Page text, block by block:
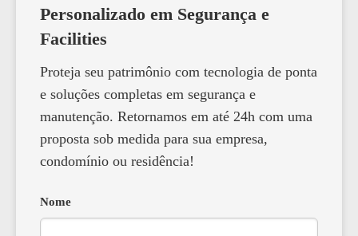
Personalizado em Segurança e
Facilities
Proteja seu patrimônio com tecnologia de ponta
e soluções completas em segurança e
manutenção. Retornamos em até 24h com uma
proposta sob medida para sua empresa,
condomínio ou residência!
Nome